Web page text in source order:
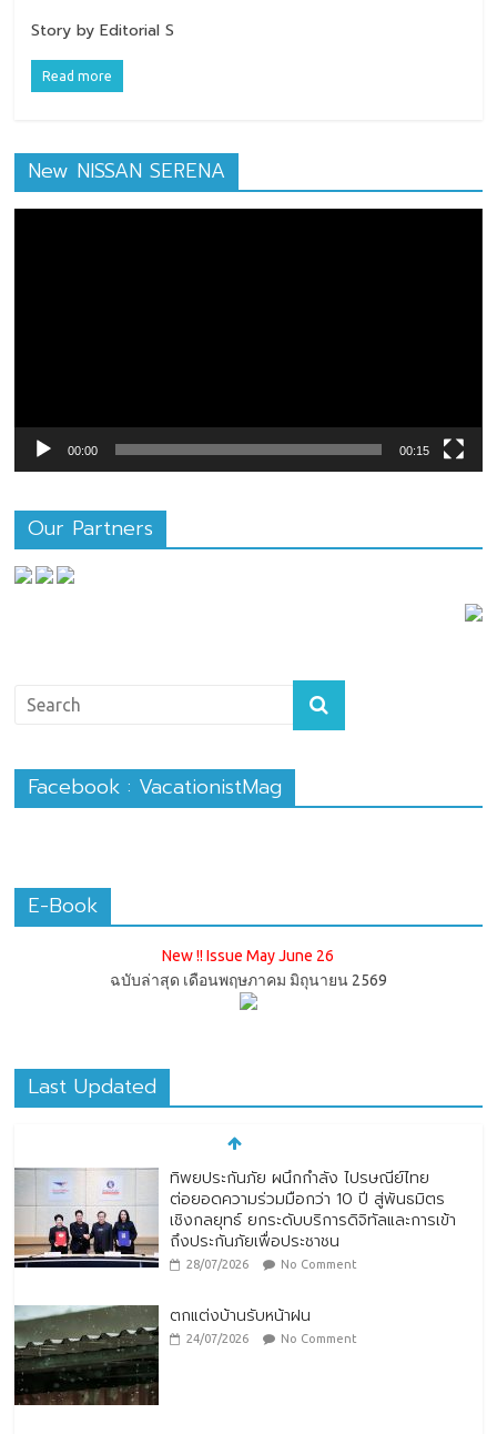
Story by Editorial S
Read more
New NISSAN SERENA
00:00 00:15
Our Partners
Facebook : VacationistMag
E-Book
New !! Issue May June 26
ฉบับล่าสุด เดือนพฤษภาคม มิถุนายน 2569
Last Updated
ทิพยประกันภัย ผนึกกำลัง ไปรษณีย์ไทย
ต่อยอดความร่วมมือกว่า 10 ปี สู่พันธมิตร
เชิงกลยุทธ์ ยกระดับบริการดิจิทัลและการเข้า
ถึงประกันภัยเพื่อประชาชน
28/07/2026 No Comment
ตกแต่งบ้านรับหน้าฝน
24/07/2026 No Comment